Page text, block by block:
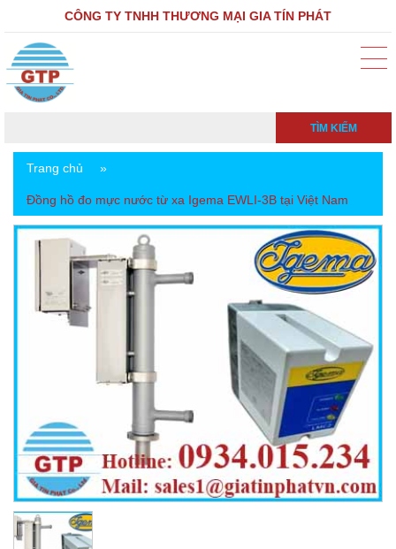
CÔNG TY TNHH THƯƠNG MẠI GIA TÍN PHÁT
TÌM KIẾM
Trang chủ »
Đồng hồ đo mực nước từ xa Igema EWLI-3B tại Việt Nam